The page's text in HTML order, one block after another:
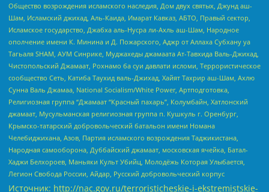
Общество возрождения исламского наследия, Дом двух святых, Джунд аш-
Шам, Исламский джихад, Аль-Каида, Имарат Кавказ, АБТО, Правый сектор,
Исламское государство, Джабха аль-Нусра ли-Ахль аш-Шам, Народное
ополчение имени К. Минина и Д. Пожарского, Аджр от Аллаха Субхану уа
Тагьаля SHAM, АУМ Синрике, Муджахеды джамаата Ат-Тавхида Валь-Джихад,
Чистопольский Джамаат, Рохнамо ба суи давлати исломи, Террористическое
сообщество Сеть, Катиба Таухид валь-Джихад, Хайят Тахрир аш-Шам, Ахлю
Сунна Валь Джамаа, National Socialism/White Power, Артподготовка,
Религиозная группа “Джамаат “Красный пахарь”, Колумбайн, Хатлонский
джамаат, Мусульманская религиозная группа п. Кушкуль г. Оренбург,
Крымско-татарский добровольческий батальон имени Номана
Челебиджихана, Азов, Партия исламского возрождения Таджикистана,
Народная самооборона, Дуббайский джамаат, московская ячейка, Батал-
Хаджи Белхороев, Маньяки Культ Убийц, Молодёжь Которая Улыбается,
Легион Свобода России, Айдар, Русский добровольческий корпус
Источник: http://nac.gov.ru/terroristicheskie-i-ekstremistskie-